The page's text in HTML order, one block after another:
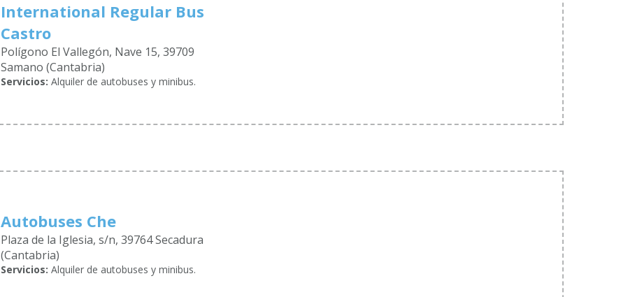
International Regular Bus
Castro
Polígono El Vallegón, Nave 15, 39709
Samano (Cantabria)
Servicios: Alquiler de autobuses y minibus.
Autobuses Che
Plaza de la Iglesia, s/n, 39764 Secadura
(Cantabria)
Servicios: Alquiler de autobuses y minibus.